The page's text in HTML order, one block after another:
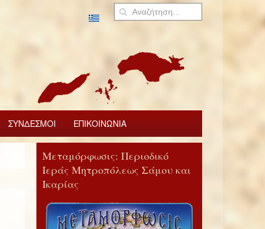
ΣΥΝΔΕΣΜΟΙ ΕΠΙΚΟΙΝΩΝΙΑ
Μεταμόρφωσις: Περιοδικό
Ιεράς Μητροπόλεως Σάμου και
Ικαρίας